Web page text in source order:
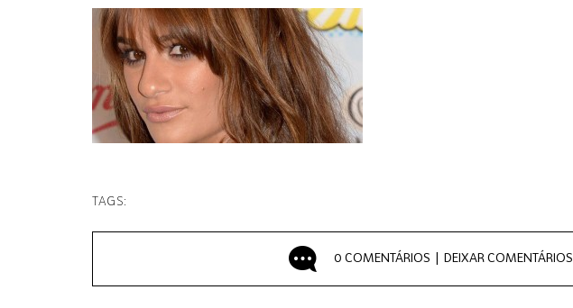
TAGS:
0 COMENTÁRIOS | DEIXAR COMENTÁRIOS